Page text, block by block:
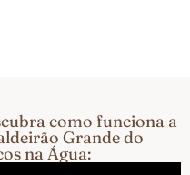
como funciona a
Grande do
na Água: